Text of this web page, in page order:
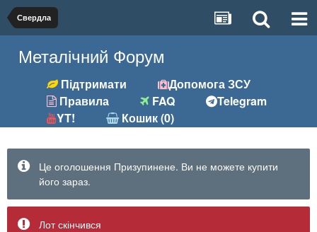
Свердла
Металічний Форум
Підтримати
Допомога ЗСУ
Правила
FAQ
Telegram
YT!
Кошик (0)
Це оголошення Призупинене. Ви не можете купити
його зараз.
Лот скінчився